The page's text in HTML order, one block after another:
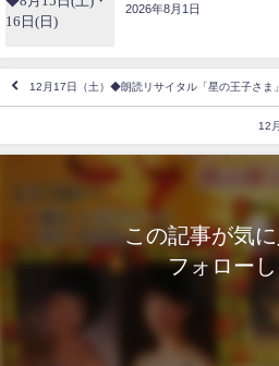
2026年8月1日
12月17日（土）◆朗読リサイタル「星の王子さま」
12
この記事が気
フォローし